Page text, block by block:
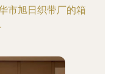
市旭日织带厂的箱